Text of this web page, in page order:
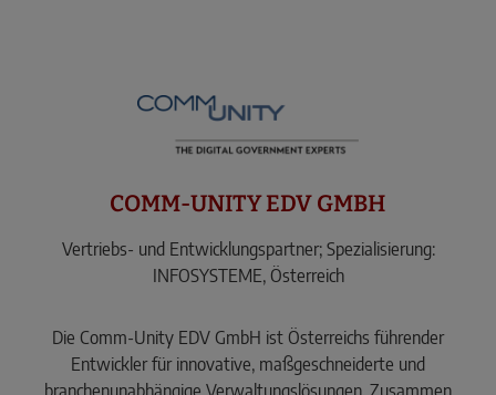
COMM-UNITY EDV GMBH
Vertriebs- und Entwicklungspartner; Spezialisierung:
INFOSYSTEME, Österreich
Die Comm-Unity EDV GmbH ist Österreichs führender
Entwickler für innovative, maßgeschneiderte und